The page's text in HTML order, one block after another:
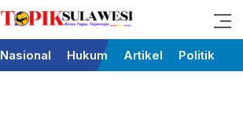
Topik Sulawesi
Bicara Tegas Terpercaya
Nasional Hukum Artikel Politik